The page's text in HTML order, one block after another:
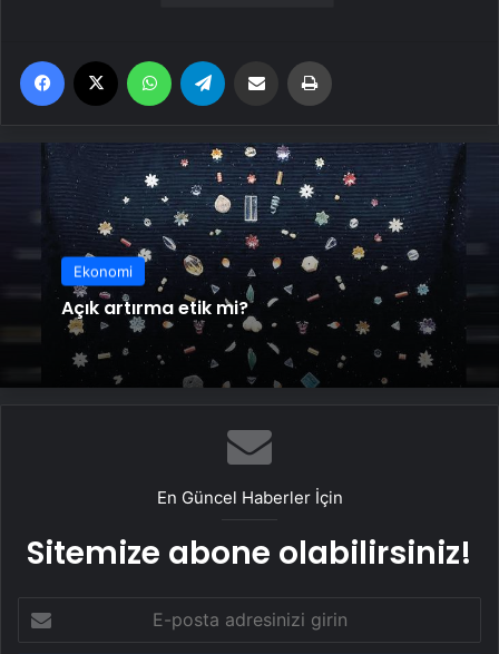
Facebook WhatsApp Email'den paylaş
Ekonomi
Açık artırma etik mi?
En Güncel Haberler İçin
Sitemize abone olabilirsiniz!
posta